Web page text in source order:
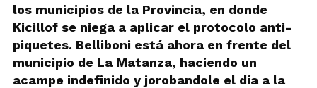
los municipios de la Provincia, en donde
Kicillof se niega a aplicar el protocolo anti-
piquetes. Belliboni está ahora en frente del
municipio de La Matanza, haciendo un
acampe indefinido y jorobandole el día a la